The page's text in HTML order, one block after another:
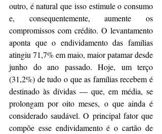
outro, é natural que isso estimule o consumo
e, consequentemente, aumente os
compromissos com crédito. O levantamento
aponta que o endividamento das famílias
atingiu 71,7% em maio, maior patamar desde
junho do ano passado. Hoje, um terço
(31,2%) de tudo o que as famílias recebem é
destinado às dívidas — que, em média, se
prolongam por oito meses, o que ainda é
considerado saudável. O principal fator que
compõe esse endividamento é o cartão de